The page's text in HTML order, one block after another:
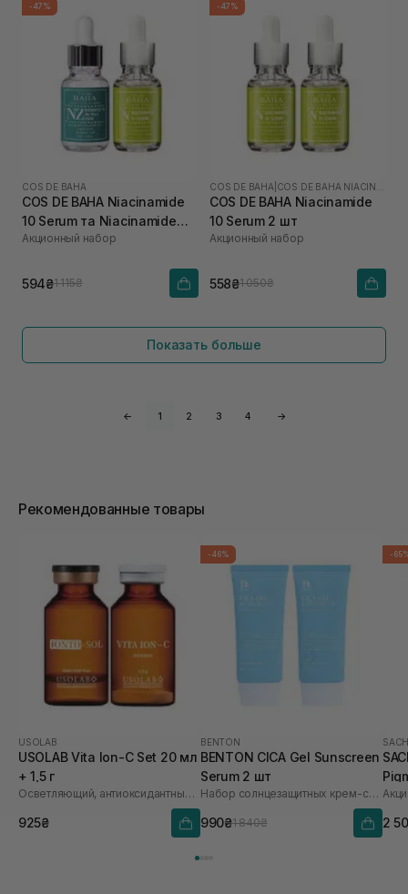
-47%
COS DE BAHA
COS DE BAHA Niacinamide
10 Serum та Niacinamide
20% + Zinc 4% Serum
Акционный набор
594₴1 115₴
-47%
COS DE BAHA| COS DE BAHA NIACINAMIDE
COS DE BAHA Niacinamide
10 Serum 2 шт
Акционный набор
558₴1 050₴
Показать больше
← 1 2 3 4 →
Рекомендованные товары
USOLAB
USOLAB Vita Ion-C Set 20 мл
+ 1,5 г
Осветляющий, антиоксидантный и омолаживающий набор
925₴
-46%
BENTON
BENTON CICA Gel Sunscreen
Serum 2 шт
Набор солнцезащитных крем-сывороток
990₴1 840₴
-
2